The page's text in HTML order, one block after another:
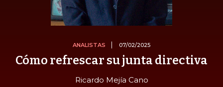
ANALISTAS 07/02/2025
Cómo refrescar su junta directiva
Ricardo Mejía Cano